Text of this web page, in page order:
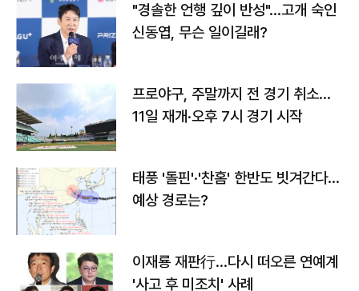
"경솔한 언행 깊이 반성"…고개 숙인
신동엽, 무슨 일이길래?
프로야구, 주말까지 전 경기 취소…
11일 재개·오후 7시 경기 시작
태풍 '돌핀'·'찬홈' 한반도 빗겨간다…
예상 경로는?
이재룡 재판行…다시 떠오른 연예계
'사고 후 미조치' 사례